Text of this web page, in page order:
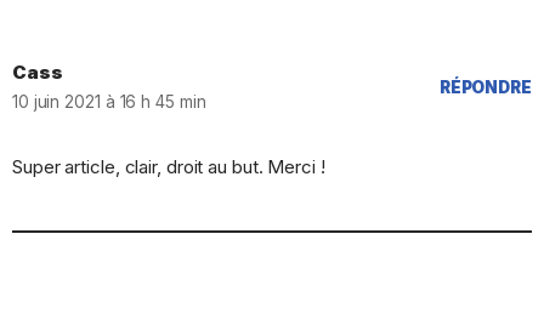
Cass
10 juin 2021 à 16 h 45 min
RÉPONDRE
Super article, clair, droit au but. Merci !